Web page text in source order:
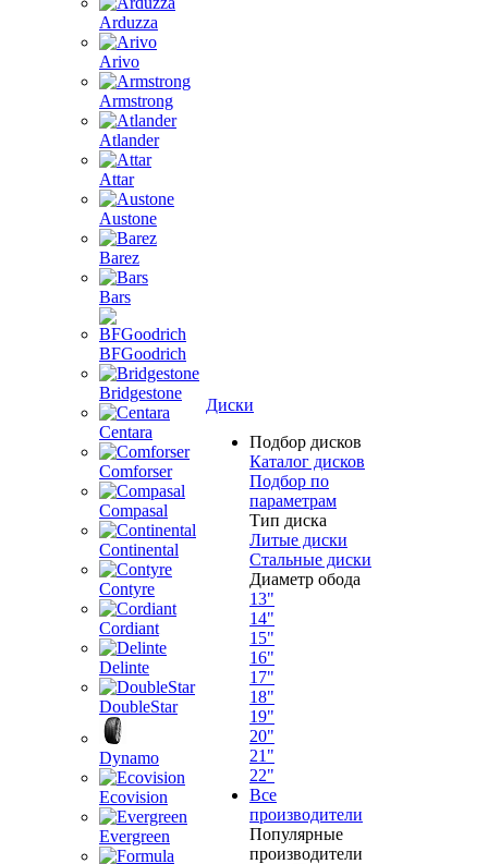
Arduzza
Arivo
Armstrong
Atlander
Attar
Austone
Barez
Bars
BFGoodrich
Bridgestone
Centara
Comforser
Compasal
Continental
Contyre
Cordiant
Delinte
DoubleStar
Dynamo
Ecovision
Evergreen
Диски
Подбор дисков
Каталог дисков
Подбор по
параметрам
Тип диска
Литые диски
Стальные диски
Диаметр обода
13"
14"
15"
16"
17"
18"
19"
20"
21"
22"
Все
производители
Популярные
производители